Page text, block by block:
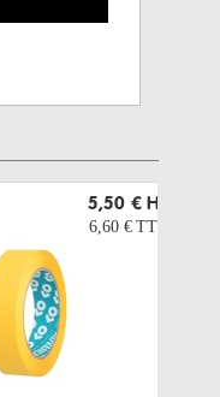
5,50 € HT
6,60 € TTC